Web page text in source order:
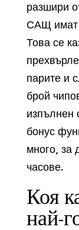
разшири
САЩ имат
Това се
парите и
брой
изпълнен
бонус
много, за
часове.
Коя
най-